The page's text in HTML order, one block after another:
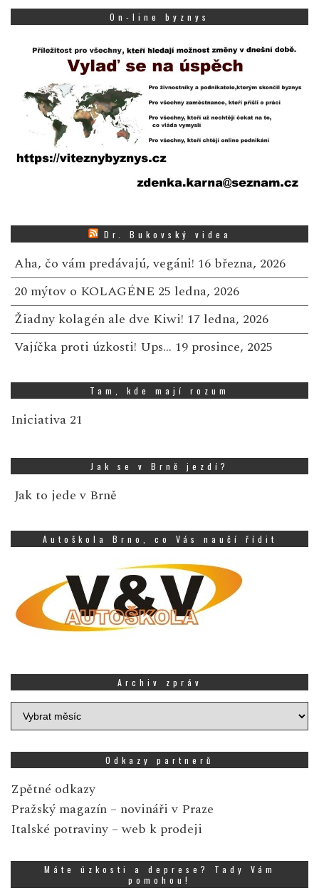
On-line byznys
Dr. Bukovský videa
Aha, čo vám predávajú, vegáni! 16 března, 2026
20 mýtov o KOLAGÉNE 25 ledna, 2026
Žiadny kolagén ale dve Kiwi! 17 ledna, 2026
Vajíčka proti úzkosti! Ups… 19 prosince, 2025
Tam, kde mají rozum
Iniciativa 21
Jak se v Brně jezdí?
Jak to jede v Brně
Autoškola Brno, co Vás naučí řídit
Archiv zpráv
Archiv
zpráv
Odkazy partnerů
Zpětné odkazy
Pražský magazín – novináři v Praze
Italské potraviny – web k prodeji
Máte úzkosti a deprese? Tady Vám
pomohou!